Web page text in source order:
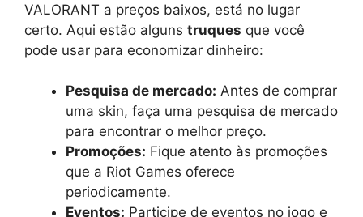
VALORANT a preços baixos, está no lugar
certo. Aqui estão alguns truques que você
pode usar para economizar dinheiro:
Pesquisa de mercado: Antes de comprar
uma skin, faça uma pesquisa de mercado
para encontrar o melhor preço.
Promoções: Fique atento às promoções
que a Riot Games oferece
periodicamente.
Eventos: Participe de eventos no jogo e